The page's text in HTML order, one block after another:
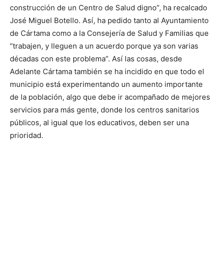
construcción de un Centro de Salud digno”, ha recalcado
José Miguel Botello. Así, ha pedido tanto al Ayuntamiento
de Cártama como a la Consejería de Salud y Familias que
“trabajen, y lleguen a un acuerdo porque ya son varias
décadas con este problema”. Así las cosas, desde
Adelante Cártama también se ha incidido en que todo el
municipio está experimentando un aumento importante
de la población, algo que debe ir acompañado de mejores
servicios para más gente, donde los centros sanitarios
públicos, al igual que los educativos, deben ser una
prioridad.